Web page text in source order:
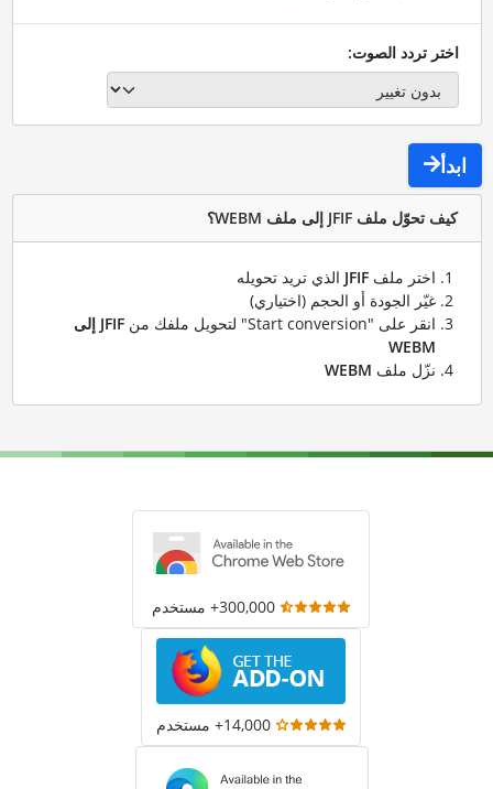
اختر تردد الصوت:
ابدأ
كيف تحوّل ملف JFIF إلى ملف WEBM؟
اختر ملف JFIFالذي تريد تحويله
غيّر الجودة أو الحجم (اختياري)
انقر على "Start conversion" لتحويل ملفك من
JFIF إلى
WEBM
نزّل ملف WEBM
300,000+ مستخدم
14,000+ مستخدم